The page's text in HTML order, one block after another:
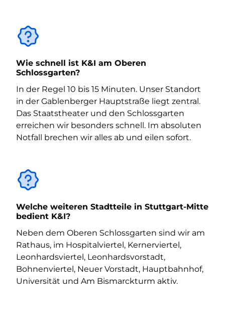
Wie schnell ist K&I am Oberen
Schlossgarten?
In der Regel 10 bis 15 Minuten. Unser Standort
in der Gablenberger Hauptstraße liegt zentral.
Das Staatstheater und den Schlossgarten
erreichen wir besonders schnell. Im absoluten
Notfall brechen wir alles ab und eilen sofort.
Welche weiteren Stadtteile in Stuttgart-Mitte
bedient K&I?
Neben dem Oberen Schlossgarten sind wir am
Rathaus, im Hospitalviertel, Kernerviertel,
Leonhardsviertel, Leonhardsvorstadt,
Bohnenviertel, Neuer Vorstadt, Hauptbahnhof,
Universität und Am Bismarckturm aktiv.